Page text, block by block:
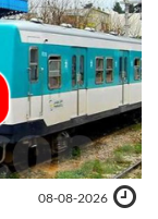
08-08-2026